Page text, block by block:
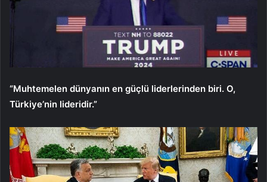
“Muhtemelen dünyanın en güçlü liderlerinden biri. O,
Türkiye’nin lideridir.”